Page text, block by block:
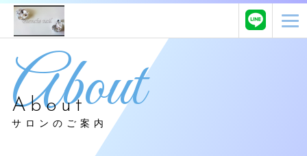
About
サロンのご案内